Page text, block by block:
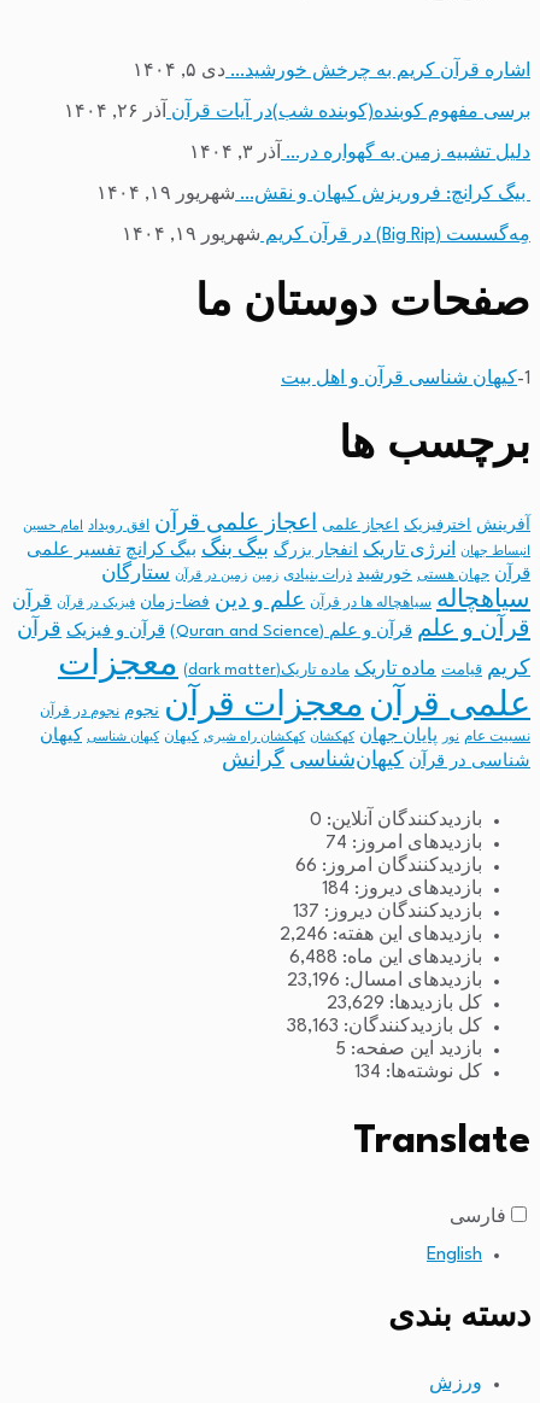
اشاره قرآن کریم به چرخش خورشید… دی ۵, ۱۴۰۴
برسی مفهوم کوبنده(کوبنده شب)در آیات قرآن آذر ۲۶, ۱۴۰۴
دلیل تشبیه زمین به گهواره در… آذر ۳, ۱۴۰۴
بیگ کرانچ: فروریزش کیهان و نقش… شهریور ۱۹, ۱۴۰۴
مِه‌گسست (Big Rip) در قرآن کریم شهریور ۱۹, ۱۴۰۴
صفحات دوستان ما
1- کیهان شناسی قرآن و اهل بیت
برچسب ها
آفرینش اخترفیزیک اعجاز علمی اعجاز علمی قرآن افق رویداد امام حسین
انبساط جهان انرژی تاریک انفجار بزرگ بیگ بنگ بیگ کرانچ تفسیر علمی
قرآن جهان هستی خورشید ذرات بنیادی زمین زمین در قرآن ستارگان
سیاهچاله سیاهچاله ها در قرآن علم و دین فضا-زمان فیزیک در قرآن قرآن
قرآن و علم قرآن و علم (Quran and Science) قرآن و فیزیک قرآن
کریم قیامت ماده تاریک ماده تاریک(dark matter)
معجزات
علمی قرآن معجزات قرآن نجوم نجوم در قرآن
نسبیت عام نور پایان جهان کهکشان کهکشان راه شیری کیهان کیهان شناسی
کیهان
شناسی در قرآن
کیهان‌شناسی گرانش
بازدیدکنندگان آنلاین: 0
بازدیدهای امروز: 74
بازدیدکنندگان امروز: 66
بازدیدهای دیروز: 184
بازدیدکنندگان دیروز: 137
بازدیدهای این هفته: 2,246
بازدیدهای این ماه: 6,488
بازدیدهای امسال: 23,196
کل بازدیدها: 23,629
کل بازدیدکنند‌گان: 38,163
بازدید این صفحه: 5
کل نوشته‌ها: 134
Translate
فارسی
English
دسته بندی
ورزش